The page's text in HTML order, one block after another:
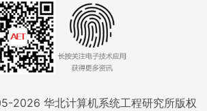
2026 华北计算机系统工程研究所版权